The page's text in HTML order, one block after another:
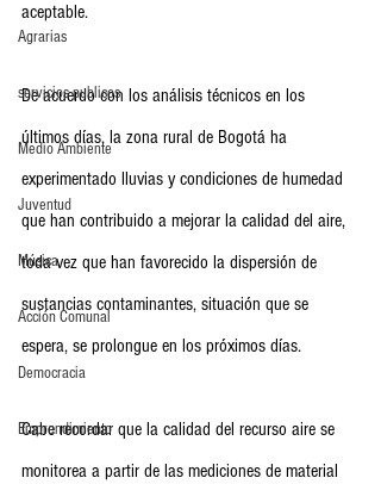
Agrarias
servicios publicos
Medio Ambiente
Juventud
Música
Acción Comunal
Democracia
Emprendimiento
aceptable.
De acuerdo con los análisis técnicos en los
últimos días, la zona rural de Bogotá ha
experimentado lluvias y condiciones de humedad
que han contribuido a mejorar la calidad del aire,
toda vez que han favorecido la dispersión de
sustancias contaminantes, situación que se
espera, se prolongue en los próximos días.
Cabe recordar que la calidad del recurso aire se
monitorea a partir de las mediciones de material